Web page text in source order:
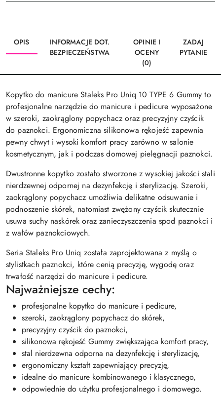
OPIS
INFORMACJE DOT.
BEZPIECZEŃSTWA
OPINIE I
OCENY
(0)
ZADAJ
PYTANIE
Kopytko do manicure Staleks Pro Uniq 10 TYPE 6 Gummy to
profesjonalne narzędzie do manicure i pedicure wyposażone
w szeroki, zaokrąglony popychacz oraz precyzyjny czyścik
do paznokci. Ergonomiczna silikonowa rękojeść zapewnia
pewny chwyt i wysoki komfort pracy zarówno w salonie
kosmetycznym, jak i podczas domowej pielęgnacji paznokci.
Dwustronne kopytko zostało stworzone z wysokiej jakości stali
nierdzewnej odpornej na dezynfekcję i sterylizację. Szeroki,
zaokrąglony popychacz umożliwia delikatne odsuwanie i
podnoszenie skórek, natomiast zwężony czyścik skutecznie
usuwa suchy naskórek oraz zanieczyszczenia spod paznokci i
z wałów paznokciowych.
Seria Staleks Pro Uniq została zaprojektowana z myślą o
stylistkach paznokci, które cenią precyzję, wygodę oraz
trwałość narzędzi do manicure i pedicure.
Najważniejsze cechy:
profesjonalne kopytko do manicure i pedicure,
szeroki, zaokrąglony popychacz do skórek,
precyzyjny czyścik do paznokci,
silikonowa rękojeść Gummy zwiększająca komfort pracy,
stal nierdzewna odporna na dezynfekcję i sterylizację,
ergonomiczny kształt zapewniający precyzję,
idealne do manicure kombinowanego i klasycznego,
odpowiednie do użytku profesjonalnego i domowego.